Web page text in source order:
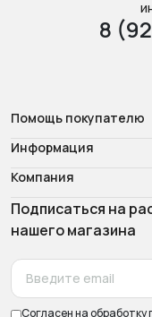
8
Помощь покупателю
Информация
Компания
Подписаться на
нашего магазина
Согласен на обработку